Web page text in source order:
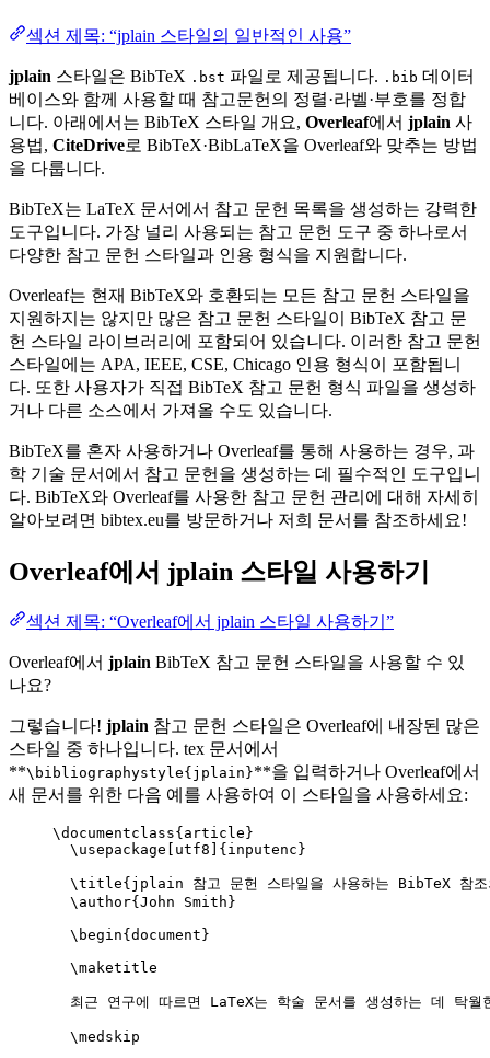
섹션 제목: “jplain 스타일의 일반적인 사용”
jplain 스타일은 BibTeX .bst 파일로 제공됩니다. .bib 데이터
베이스와 함께 사용할 때 참고문헌의 정렬·라벨·부호를 정합
니다. 아래에서는 BibTeX 스타일 개요, Overleaf에서 jplain 사
용법, CiteDrive로 BibTeX·BibLaTeX을 Overleaf와 맞추는 방법
을 다룹니다.
BibTeX는 LaTeX 문서에서 참고 문헌 목록을 생성하는 강력한
도구입니다. 가장 널리 사용되는 참고 문헌 도구 중 하나로서
다양한 참고 문헌 스타일과 인용 형식을 지원합니다.
Overleaf는 현재 BibTeX와 호환되는 모든 참고 문헌 스타일을
지원하지는 않지만 많은 참고 문헌 스타일이 BibTeX 참고 문
헌 스타일 라이브러리에 포함되어 있습니다. 이러한 참고 문헌
스타일에는 APA, IEEE, CSE, Chicago 인용 형식이 포함됩니
다. 또한 사용자가 직접 BibTeX 참고 문헌 형식 파일을 생성하
거나 다른 소스에서 가져올 수도 있습니다.
BibTeX를 혼자 사용하거나 Overleaf를 통해 사용하는 경우, 과
학 기술 문서에서 참고 문헌을 생성하는 데 필수적인 도구입니
다. BibTeX와 Overleaf를 사용한 참고 문헌 관리에 대해 자세히
알아보려면 bibtex.eu를 방문하거나 저희 문서를 참조하세요!
Overleaf에서 jplain 스타일 사용하기
섹션 제목: “Overleaf에서 jplain 스타일 사용하기”
Overleaf에서 jplain BibTeX 참고 문헌 스타일을 사용할 수 있
나요?
그렇습니다! jplain 참고 문헌 스타일은 Overleaf에 내장된 많은
스타일 중 하나입니다. tex 문서에서
**\bibliographystyle{jplain}**을 입력하거나 Overleaf에서
새 문서를 위한 다음 예를 사용하여 이 스타일을 사용하세요:
\documentclass{ article }
\usepackage
utf8 ]{ inputenc }
\title{jplain 참고 문헌 스타일을 사용하는 BibTeX 참
\author{John Smith}
\begin{ document }
\maketitle
최근 연구에 따르면 LaTeX는 학술 문서를 생성하는 데 탁
\medskip